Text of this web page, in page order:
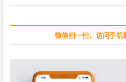
s
:
:
微信扫一扫，访问手机